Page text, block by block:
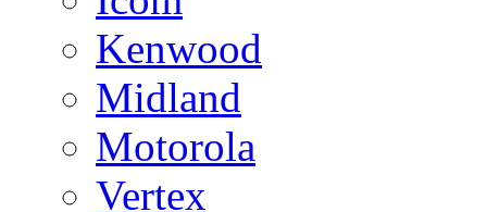
Kenwood
Midland
Motorola
Vertex